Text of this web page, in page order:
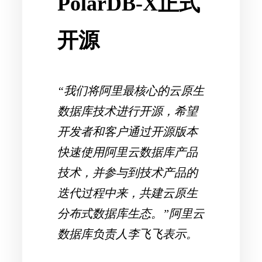
开源
“我们将阿里最核心的云原生
数据库技术进行开源，希望
开发者和客户通过开源版本
快速使用阿里云数据库产品
技术，并参与到技术产品的
迭代过程中来，共建云原生
分布式数据库生态。”阿里云
数据库负责人李飞飞表示。